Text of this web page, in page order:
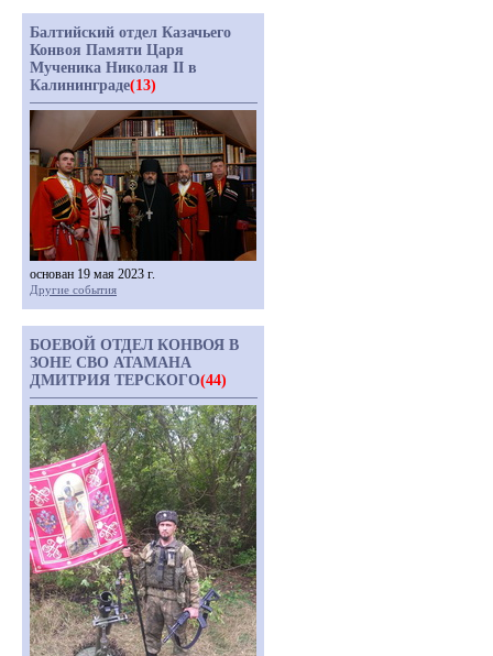
Балтийский отдел Казачьего
Конвоя Памяти Царя
Мученика Николая II в
Калининграде(13)
основан 19 мая 2023 г.
Другие события
БОЕВОЙ ОТДЕЛ КОНВОЯ В
ЗОНЕ СВО АТАМАНА
ДМИТРИЯ ТЕРСКОГО(44)